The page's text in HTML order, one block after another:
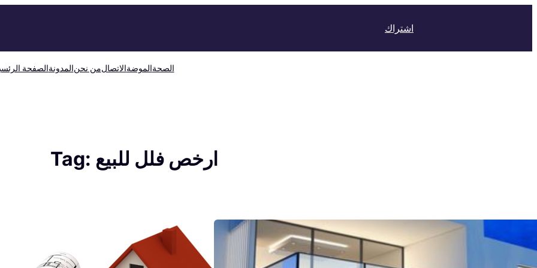
اشتراك
الصفحةالمدونةمن نحنالاتصالالموضةالصحة
Tag: ارخص فلل للبيع